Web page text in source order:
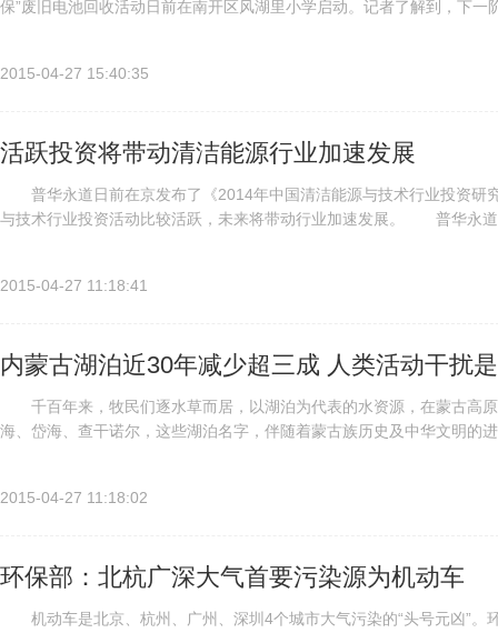
保”废旧电池回收活动日前在南开区风湖里小学启动。记者了解到，下
2015-04-27 15:40:35
活跃投资将带动清洁能源行业加速发展
普华永道日前在京发布了《2014年中国清洁能源与技术行业投资研
与技术行业投资活动比较活跃，未来将带动行业加速发展。 普华永
2015-04-27 11:18:41
内蒙古湖泊近30年减少超三成 人类活动干扰
千百年来，牧民们逐水草而居，以湖泊为代表的水资源，在蒙古高
海、岱海、查干诺尔，这些湖泊名字，伴随着蒙古族历史及中华文明
2015-04-27 11:18:02
环保部：北杭广深大气首要污染源为机动车
机动车是北京、杭州、广州、深圳4个城市大气污染的“头号元凶”。